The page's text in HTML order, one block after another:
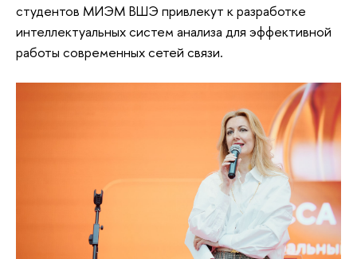
студентов МИЭМ ВШЭ привлекут к разработке
интеллектуальных систем анализа для эффективной
работы современных сетей связи.